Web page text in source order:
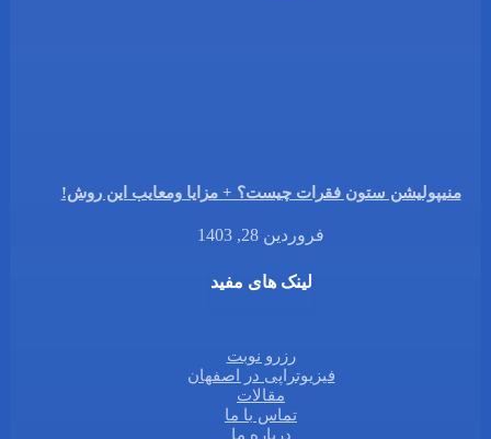
منیپولیشن ستون فقرات چیست؟ + مزایا ومعایب این روش!
فروردین 28, 1403
لینک های مفید
رزرو نوبت
فیزیوتراپی در اصفهان
مقالات
تماس با ما
درباره ما